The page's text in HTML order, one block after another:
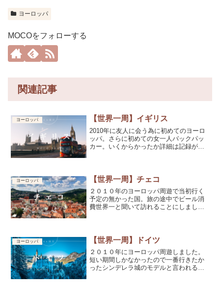
ヨーロッパ
MOCOをフォローする
関連記事
ヨーロッパ 【世界一周】イギリス
2010年に友人に会う為に初めてのヨーロ
ッパ。さらに初めての女一人バックパッ
カー。いくからかったか詳細は記録がな
ヨーロッパ 【世界一周】チェコ
２０１０年のヨーロッパ周遊で当初行く
予定の無かった国。旅の途中でビール消
費世界一と聞いて訪れることにしまし
ヨーロッパ 【世界一周】ドイツ
２０１０年にヨーロッパ周遊しました。
短い期間しかなかったので一番行きたか
ったシンデレラ城のモデルと言われるノ